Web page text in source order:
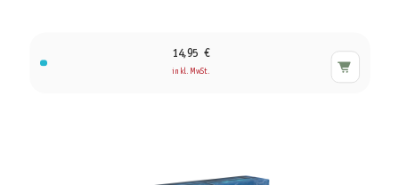
14,95 €
inkl. MwSt.